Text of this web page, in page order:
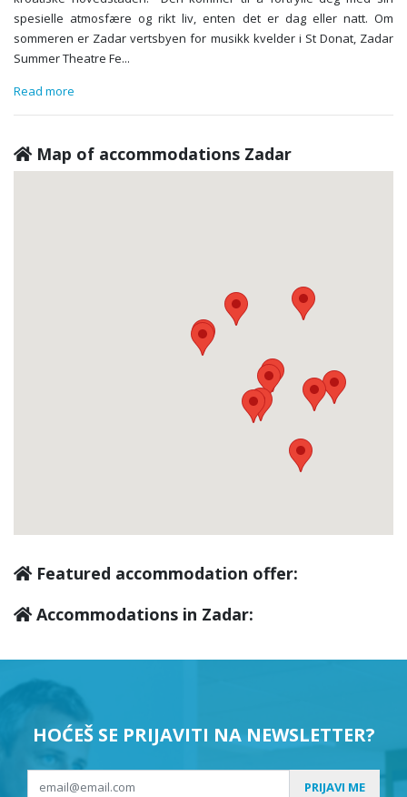
spesielle atmosfære og rikt liv, enten det er dag eller natt. Om
sommeren er Zadar vertsbyen for musikk kvelder i St Donat, Zadar
Summer Theatre Fe...
Read more
Map of accommodations Zadar
Featured accommodation offer:
Accommodations in Zadar:
HOĆEŠ SE PRIJAVITI NA NEWSLETTER?
PRIJAVI ME